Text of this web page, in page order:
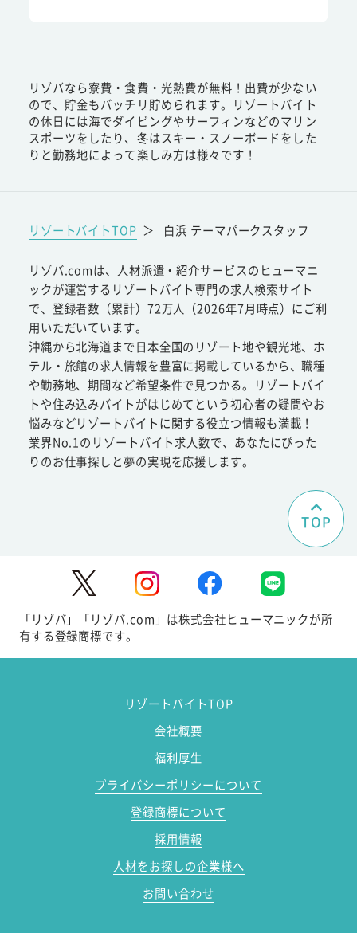
リゾバなら寮費・食費・光熱費が無料！出費が少ない
ので、貯金もバッチリ貯められます。リゾートバイト
の休日には海でダイビングやサーフィンなどのマリン
スポーツをしたり、冬はスキー・スノーボードをした
りと勤務地によって楽しみ方は様々です！
リゾートバイトTOP ＞ 白浜 テーマパークスタッフ
リゾバ.comは、人材派遣・紹介サービスのヒューマニ
ックが運営するリゾートバイト専門の求人検索サイト
で、登録者数（累計）72万人（2026年7月時点）にご利
用いただいています。
沖縄から北海道まで日本全国のリゾート地や観光地、ホ
テル・旅館の求人情報を豊富に掲載しているから、職種
や勤務地、期間など希望条件で見つかる。リゾートバイ
トや住み込みバイトがはじめてという初心者の疑問やお
悩みなどリゾートバイトに関する役立つ情報も満載！
業界No.1のリゾートバイト求人数で、あなたにぴった
りのお仕事探しと夢の実現を応援します。
TOP
「リゾバ」「リゾバ.com」は株式会社ヒューマニックが所
有する登録商標です。
リゾートバイトTOP
会社概要
福利厚生
プライバシーポリシーについて
登録商標について
採用情報
人材をお探しの企業様へ
お問い合わせ